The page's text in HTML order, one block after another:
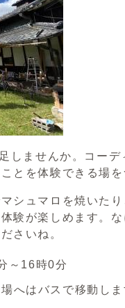
しませんか。コー
とを体験できる場
シュマロを焼いた
験が楽しめます。
さいね。
～16時0分
へはバスで移動しま